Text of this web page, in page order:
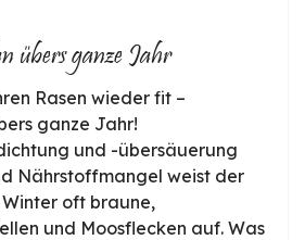
übers ganze Jahr
Rasen wieder fit –
ganze Jahr!
und -übersäuerung
Nährstoffmangel weist der
oft braune,
und Moosflecken auf. Was